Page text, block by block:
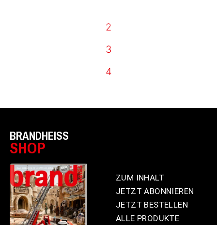
2
3
4
BRANDHEISS
SHOP
ZUM INHALT
JETZT ABONNIEREN
JETZT BESTELLEN
ALLE PRODUKTE